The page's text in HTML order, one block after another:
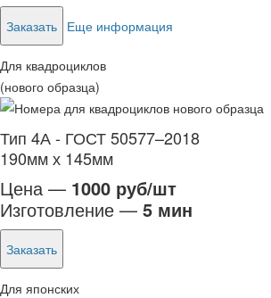
Заказать Еще информация
Для квадроциклов
(нового образца)
Тип 4А - ГОСТ 50577–2018
190мм х 145мм
Цена — 1000 руб/шт
Изготовление — 5 мин
Заказать
Для японских